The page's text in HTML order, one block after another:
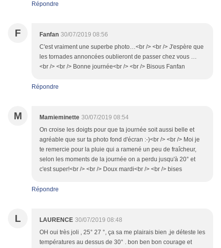
Répondre
F Fanfan 30/07/2019 08:56
C'est vraiment une superbe photo…<br /> <br /> J'espère que
les tornades annoncées oublieront de passer chez vous …
<br /> <br /> Bonne journée<br /> <br /> Bisous Fanfan
Répondre
M Mamieminette 30/07/2019 08:54
On croise les doigts pour que ta journée soit aussi belle et
agréable que sur ta photo fond d'écran :-)<br /> <br /> Moi je
te remercie pour la pluie qui a ramené un peu de fraîcheur,
selon les moments de la journée on a perdu jusqu'à 20° et
c'est super!<br /> <br /> Doux mardi<br /> <br /> bises
Répondre
L LAURENCE 30/07/2019 08:48
OH oui très joli , 25° 27 °, ça sa me plairais bien ,je déteste les
températures au dessus de 30° . bon ben bon courage et